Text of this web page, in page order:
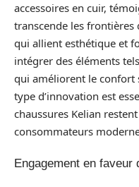
accessoires en cuir,
transcende les frontières
qui allient esthétique et
intégrer des éléments
qui améliorent le confort
type d’innovation est
chaussures Kelian
consommateurs
Engagement en faveur